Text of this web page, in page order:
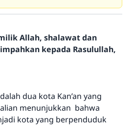
Allah, shalawat dan
kepada Rasulullah,
dua kota Kan’an yang
menunjukkan bahwa
kota yang berpenduduk